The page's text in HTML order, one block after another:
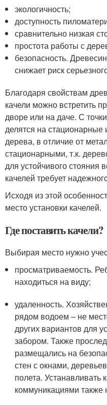
экологичность;
доступность
сравнительно низкая
простота работы с
безопасность.
снижает риск
Благодаря свойствам
качели можно встретить
дворе или на даче. С
делятся на
дерева, в отличие от
стационарными, т.к.
для устойчивого стояния
качелей требует
Исходя из этой
место установки качелей.
Где поставить качели?
Выбирая место нужно
просматриваемость.
находиться на виду;
удаленность.
рядом водоем – не
других вариантов для
забором. Также
размещались на
стен с окнами,
полета. Устанавливать
коммуникациями также